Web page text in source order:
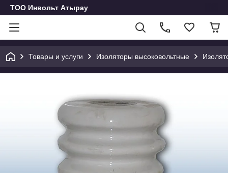
ТОО Инвольт Атырау
Товары и услуги Изоляторы высоковольтные